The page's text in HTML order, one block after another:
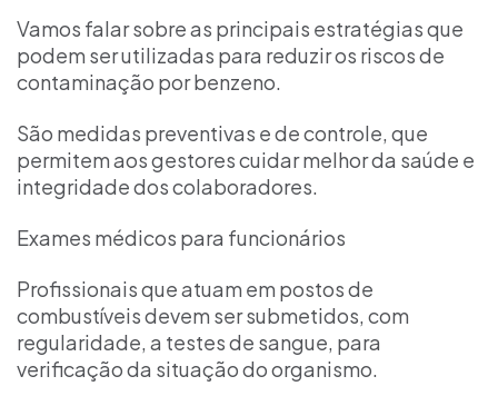
Vamos falar sobre as principais estratégias que
podem ser utilizadas para reduzir os riscos de
contaminação por benzeno.
São medidas preventivas e de controle, que
permitem aos gestores cuidar melhor da saúde e
integridade dos colaboradores.
Exames médicos para funcionários
Profissionais que atuam em postos de
combustíveis devem ser submetidos, com
regularidade, a testes de sangue, para
verificação da situação do organismo.